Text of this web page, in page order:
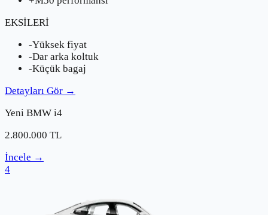
EKSİLERİ
-Yüksek fiyat
-Dar arka koltuk
-Küçük bagaj
Detayları Gör →
Yeni BMW i4
2.800.000 TL
İncele →
4